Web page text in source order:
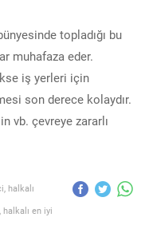
topladığı bu
muhafaza eder.
iş yerleri için
son derece kolaydır.
vb. çevreye zararlı
, halkalı
, halkalı en iyi